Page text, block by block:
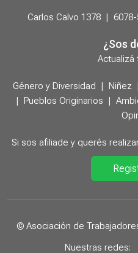
Carlos Calvo 1378 |
¿Sos
Actualizá
Género y Diversidad | Niñez |
| Pueblos Originarios |
Si sos afiliade y querés
© Asociación de
Nuestras redes: